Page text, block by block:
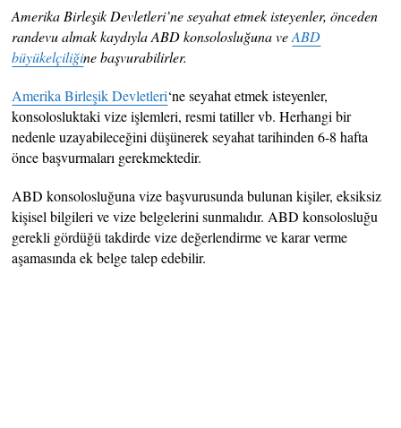
Amerika Birleşik Devletleri’ne seyahat etmek isteyenler, önceden
randevu almak kaydıyla ABD konsolosluğuna veABD
büyükelçiliğine başvurabilirler.
Amerika Birleşik Devletleri‘ne seyahat etmek isteyenler,
konsolosluktaki vize işlemleri, resmi tatiller vb. Herhangi bir
nedenle uzayabileceğini düşünerek seyahat tarihinden 6-8 hafta
önce başvurmaları gerekmektedir.
ABD konsolosluğuna vize başvurusunda bulunan kişiler, eksiksiz
kişisel bilgileri ve vize belgelerini sunmalıdır. ABD konsolosluğu
gerekli gördüğü takdirde vize değerlendirme ve karar verme
aşamasında ek belge talep edebilir.